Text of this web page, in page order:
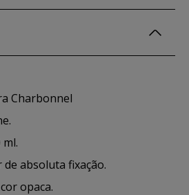
Charbonnel
de absoluta fixação.
opaca.